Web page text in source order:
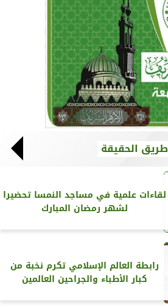
طريق الحقيقة
لقاءات علمية في مساجد النمسا تحضيرا
لشهر رمضان المبارك
رابطة العالم الإسلامي تكرم نخبة من
كبار الأطباء والجراحين العالمين